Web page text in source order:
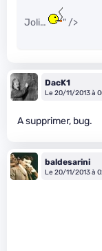
Joli… " />
DacK1
Le 20/11/2013 à
A supprimer, bug.
baldesarini
Le 20/11/2013 à